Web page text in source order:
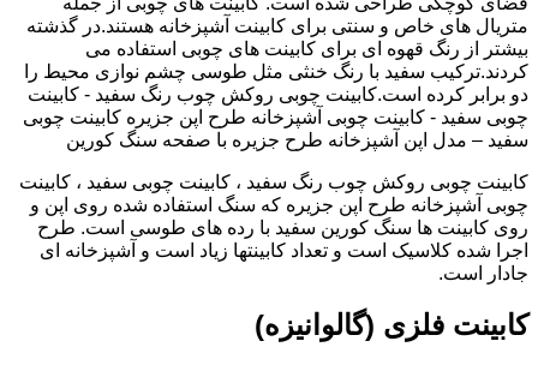
متریال های خاص و سنتی برای کابینت آشپزخانه هستند.در گذشته
بیشتر از رنگ قهوه ای برای کابینت های چوبی استفاده می
کردند.ترکیب سفید با رنگ خنثی مثل طوسی چشم نوازی محیط را
دو برابر کرده است.کابینت چوبی روکش چوب رنگ سفید - کابینت
چوبی سفید - کابینت چوبی آشپزخانه طرح اپن جزیره کابینت چوبی
سفید – مدل اپن آشپزخانه طرح جزیره با صفحه سنگ کورین
کابینت چوبی روکش چوب رنگ سفید ، کابینت چوبی سفید ، کابینت
چوبی آشپزخانه طرح اپن جزیره که سنگ استفاده شده روی اپن و
روی کابینت ها سنگ کورین سفید با رده های طوسی است. طرح
اجرا شده کلاسیک است و تعداد کابینتها زیاد است و آشپزخانه ای
جادار است.
کابینت فلزی (گالوانیزه)